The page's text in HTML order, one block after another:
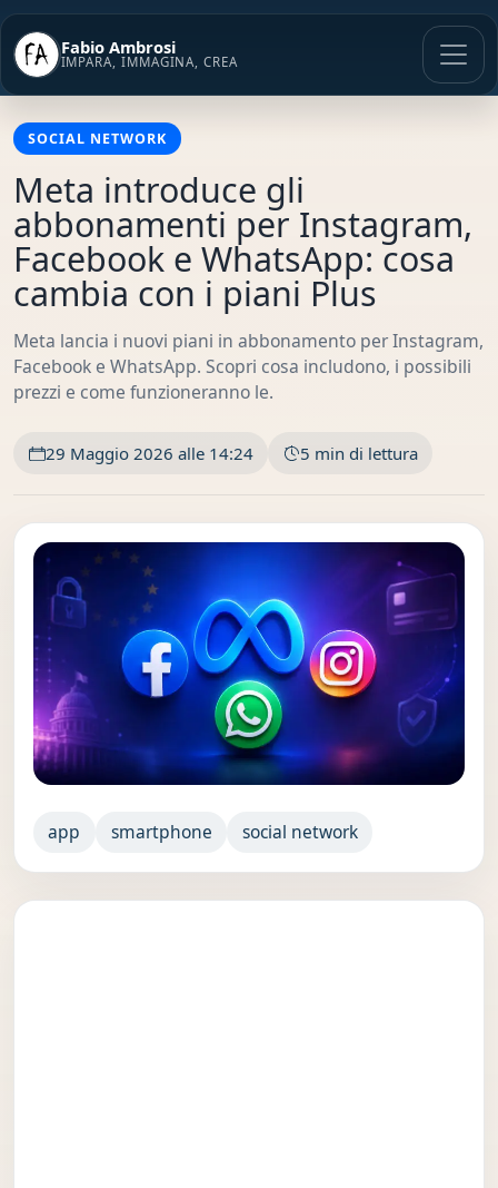
Vai
contenuto
Fabio Ambrosi
IMPARA, IMMAGINA, CREA
SOCIAL NETWORK
Meta introduce gli
abbonamenti per Instagram,
Facebook e WhatsApp: cosa
cambia con i piani Plus
Meta lancia i nuovi piani in abbonamento per Instagram,
Facebook e WhatsApp. Scopri cosa includono, i possibili
prezzi e come funzioneranno le.
29 Maggio 2026 alle 14:24 5 min di lettura
app smartphone social network